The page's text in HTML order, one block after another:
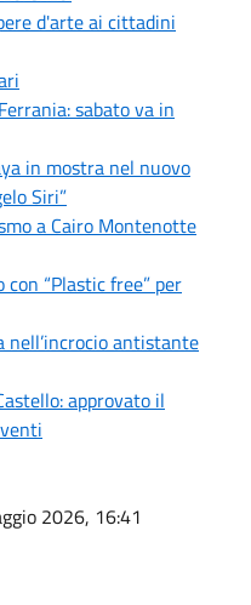
d'arte ai cittadini
sabato va in
in mostra nel nuovo
Siri”
a Cairo Montenotte
“Plastic free” per
nell’incrocio antistante
approvato il
2026, 16:41